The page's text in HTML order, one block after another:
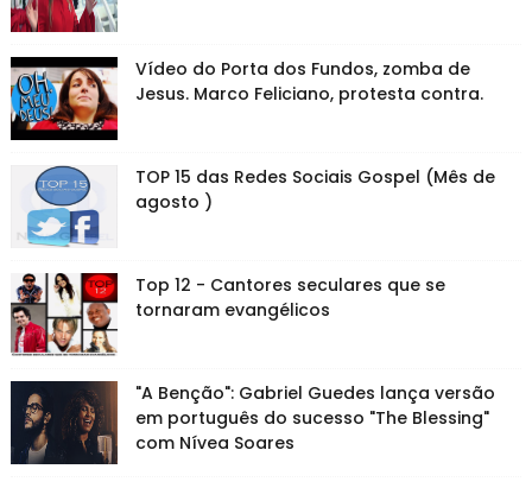
Vídeo do Porta dos Fundos, zomba de
Jesus. Marco Feliciano, protesta contra.
TOP 15 das Redes Sociais Gospel (Mês de
agosto )
Top 12 - Cantores seculares que se
tornaram evangélicos
"A Benção": Gabriel Guedes lança versão
em português do sucesso "The Blessing"
com Nívea Soares